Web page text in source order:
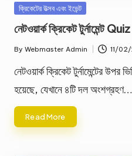
Posted
ক্রিকেটের উত্সব এবং ইভেন্ট
নেটওয়ার্ক ক্রিকেট টুর্নামেন্ট Quiz
Posted
by
By Webmaster Admin 11/
নেটওয়ার্ক ক্রিকেট টুর্নামেন্টের
হয়েছে, যেখানে ৪টি দল অংশগ্রহণ…
Read More